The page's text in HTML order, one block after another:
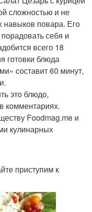
сложностью и не
навыков повара. Его
себя и
всего 18
готовки блюда
составит 60 минут,
это блюдо,
комментариях.
Foodmag.me и
кулинарных
приступим к